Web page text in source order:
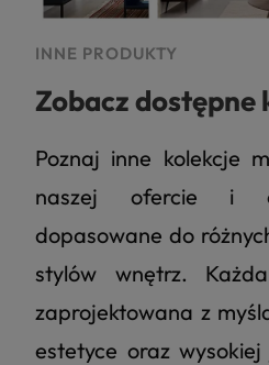
INNE PRODUKTY
Zobacz dostępne
Poznaj inne kolekcje
naszej ofercie i
dopasowane do
stylów wnętrz.
zaprojektowana z
estetyce oraz